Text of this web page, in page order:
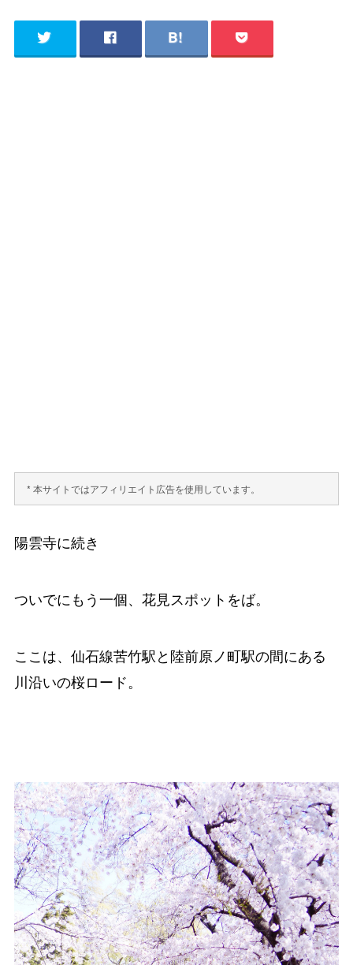
* 本サイトではアフィリエイト広告を使用しています。
陽雲寺に続き
ついでにもう一個、花見スポットをば。
ここは、仙石線苦竹駅と陸前原ノ町駅の間にある
川沿いの桜ロード。